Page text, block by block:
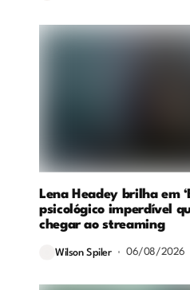
Lena Headey brilha em
psicológico imperdível
chegar ao streaming
Wilson Spiler 06/08/2026